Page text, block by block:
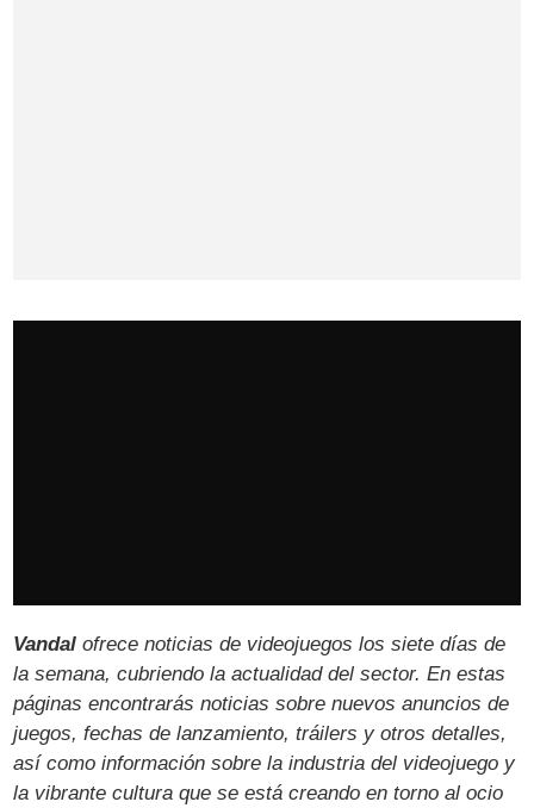
Vandal ofrece noticias de videojuegos los siete días de
la semana, cubriendo la actualidad del sector. En estas
páginas encontrarás noticias sobre nuevos anuncios de
juegos, fechas de lanzamiento, tráilers y otros detalles,
así como información sobre la industria del videojuego y
la vibrante cultura que se está creando en torno al ocio